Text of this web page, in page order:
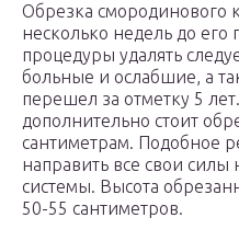
Обрезка смородинового
несколько недель до его
процедуры удалять
больные и ослабшие, а
перешел за отметку 5
дополнительно стоит
сантиметрам. Подобное
направить все свои
системы. Высота
50-55 сантиметров.